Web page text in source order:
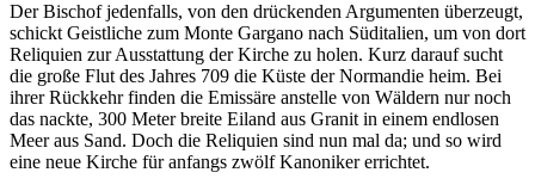
Der Bischof jedenfalls, von den drückenden Argumenten überzeugt,
schickt Geistliche zum Monte Gargano nach Süditalien, um von dort
Reliquien zur Ausstattung der Kirche zu holen. Kurz darauf sucht
die große Flut des Jahres 709 die Küste der Normandie heim. Bei
ihrer Rückkehr finden die Emissäre anstelle von Wäldern nur noch
das nackte, 300 Meter breite Eiland aus Granit in einem endlosen
Meer aus Sand. Doch die Reliquien sind nun mal da; und so wird
eine neue Kirche für anfangs zwölf Kanoniker errichtet.